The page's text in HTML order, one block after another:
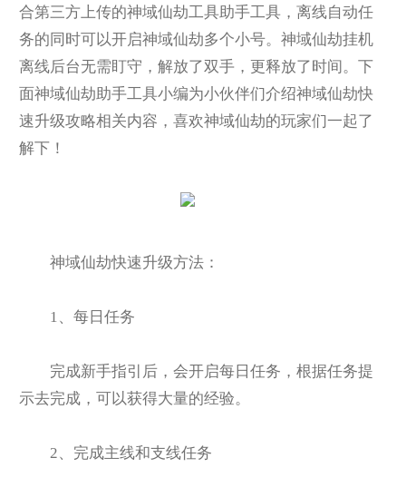
合第三方上传的神域仙劫工具助手工具，离线自动任
务的同时可以开启神域仙劫多个小号。神域仙劫挂机
离线后台无需盯守，解放了双手，更释放了时间。下
面神域仙劫助手工具小编为小伙伴们介绍神域仙劫快
速升级攻略相关内容，喜欢神域仙劫的玩家们一起了
解下！
神域仙劫快速升级方法：
1 、每日任务
完成新手指引后，会开启每日任务，根据任务提
示去完成，可以获得大量的经验。
2 、完成主线和支线任务